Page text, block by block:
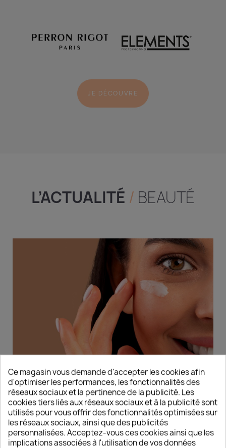
JE DÉCOUVRE
L’ACTUALITÉ / BEAUTÉ
DÉCOUVREZ LES NOUVELLES
TENDANCES CORÉENNES DÉDIÉES AUX
INSTITUTS DE BEAUTÉ
Découvrez les nouvelles tendances coréennes dédiées
Ce magasin vous demande d'accepter les cookies afin
d'optimiser les performances, les fonctionnalités des
réseaux sociaux et la pertinence de la publicité. Les
cookies tiers liés aux réseaux sociaux et à la publicité sont
utilisés pour vous offrir des fonctionnalités optimisées sur
les réseaux sociaux, ainsi que des publicités
personnalisées. Acceptez-vous ces cookies ainsi que les
implications associées à l'utilisation de vos données